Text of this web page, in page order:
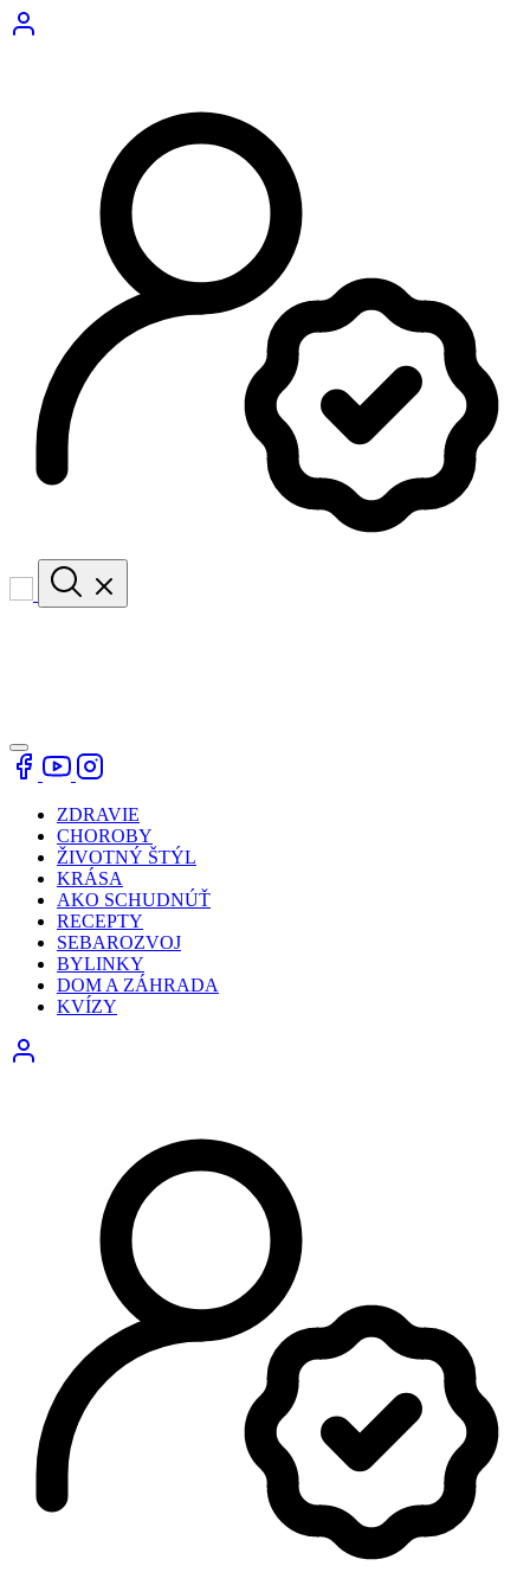
ZDRAVIE
CHOROBY
ŽIVOTNÝ ŠTÝL
KRÁSA
AKO SCHUDNÚŤ
RECEPTY
SEBAROZVOJ
BYLINKY
DOM A ZÁHRADA
KVÍZY